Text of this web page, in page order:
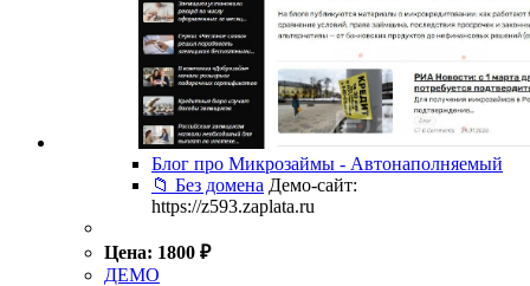
Блог про Микрозаймы - Автонаполняемый
📁 Без домена Демо-сайт:
https://z593.zaplata.ru
Цена: 1800 ₽
ДЕМО